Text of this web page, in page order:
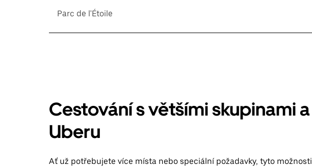
Parc de l'Étoile
Cestování s většími skupinami
Uberu
Ať už potřebujete více místa nebo speciální požadavky, tyto